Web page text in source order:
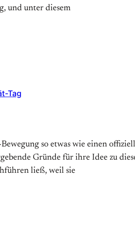
und unter diesem
Tag
so etwas wie einen
Gründe für ihre Idee zu
ließ, weil sie